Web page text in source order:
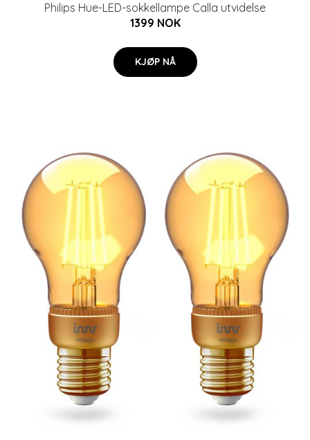
Philips Hue-LED-sokkellampe Calla utvidelse
1399 NOK
KJØP NÅ